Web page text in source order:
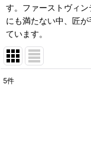
す。ファーストヴィ
にも満たない中、匠
ています。
5件